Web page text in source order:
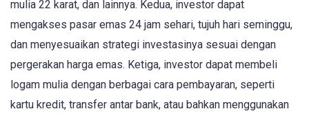
mulia 22 karat, dan lainnya. Kedua, investor dapat
mengakses pasar emas 24 jam sehari, tujuh hari seminggu,
dan menyesuaikan strategi investasinya sesuai dengan
pergerakan harga emas. Ketiga, investor dapat membeli
logam mulia dengan berbagai cara pembayaran, seperti
kartu kredit, transfer antar bank, atau bahkan menggunakan